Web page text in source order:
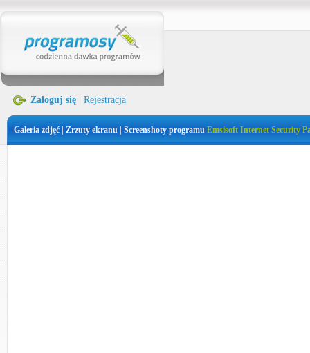
Zaloguj się Rejestracja
Galeria zdjęć | Zrzuty ekranu | Screenshoty programu Emsisoft Internet Security